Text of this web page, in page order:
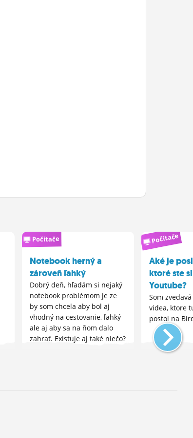
Počítače
Notebook herný a
zároveň ľahký
Dobrý deň, hľadám si nejaký
notebook problémom je ze
by som chcela aby bol aj
vhodný na cestovanie, ľahký
ale aj aby sa na ňom dalo
zahrať. Existuje aj také niečo?
Počítače
Aké je
ktoré ste
Youtube?
Som
videa, ktore
postol na